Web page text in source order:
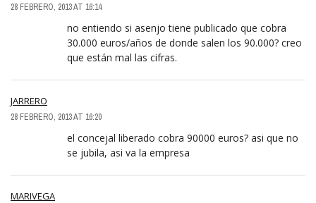
28 FEBRERO, 2013 AT 16:14
no entiendo si asenjo tiene publicado que cobra
30.000 euros/años de donde salen los 90.000? creo
que están mal las cifras.
JARRERO
28 FEBRERO, 2013 AT 16:20
el concejal liberado cobra 90000 euros? asi que no
se jubila, asi va la empresa
MARIVEGA